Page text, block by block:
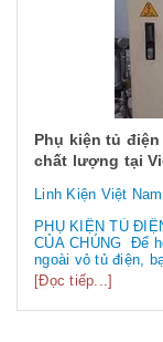
Phụ kiện tủ
chất lượng tại
Linh Kiện Việt Nam
PHỤ KIỆN TỦ
CỦA CHÚNG Để
ngoài vỏ tủ điện,
tủ điện công
công nghiệp bao
nào hãy...
[Đọc tiếp...]